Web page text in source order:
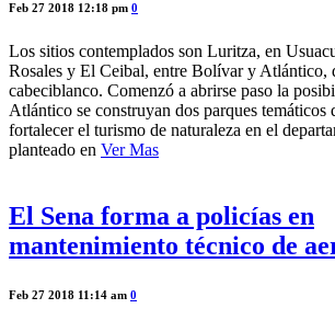
Feb 27 2018 12:18 pm 0
Los sitios contemplados son Luritza, en
Rosales y El Ceibal, entre Bolívar y Atlántico,
cabeciblanco. Comenzó a abrirse paso la
Atlántico se construyan dos parques temáticos
fortalecer el turismo de naturaleza en el
planteado en Ver Mas
El Sena forma a policías en
mantenimiento técnico de
Feb 27 2018 11:14 am 0